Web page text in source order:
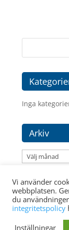
Inga
Arkiv
Arkiv
Vi använder
webbplatsen.
du
integritetspolicy
Inställningar